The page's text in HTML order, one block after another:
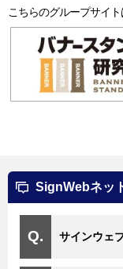
こちらのグループサイ
SignWebネッ
サインウェ